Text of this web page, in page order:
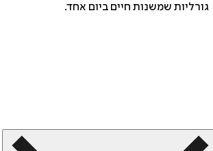
גורליות שמשנות חיים ביום אחד.